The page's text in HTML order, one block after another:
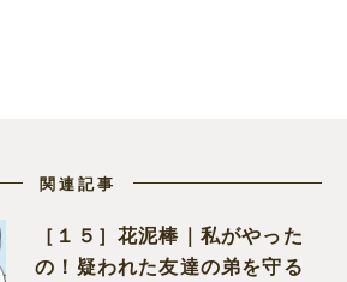
関連記事
［１５］花泥棒｜私がやった
の！疑われた友達の弟を守る